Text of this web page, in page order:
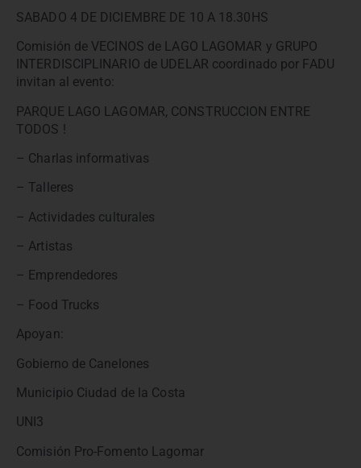
SABADO 4 DE DICIEMBRE DE 10 A 18.30HS
Comisión de VECINOS de LAGO LAGOMAR y GRUPO
INTERDISCIPLINARIO de UDELAR coordinado por FADU
invitan al evento:
PARQUE LAGO LAGOMAR, CONSTRUCCION ENTRE
TODOS !
– Charlas informativas
– Talleres
– Actividades culturales
– Artistas
– Emprendedores
– Food Trucks
Apoyan:
Gobierno de Canelones
Municipio Ciudad de la Costa
UNI3
Comisión Pro-Fomento Lagomar